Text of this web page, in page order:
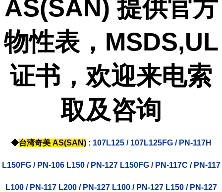
AS(SAN) 提供官方
物性表，MSDS,UL
证书，欢迎来电索
取及咨询
◆台湾奇美 AS(SAN): 107L125 / 107L125FG / PN-117H
L150FG / PN-106 L150 / PN-127 L150FG / PN-117C / PN-117
L100 / PN-117 L200 / PN-127 L100 / PN-127 L150 / PN-127